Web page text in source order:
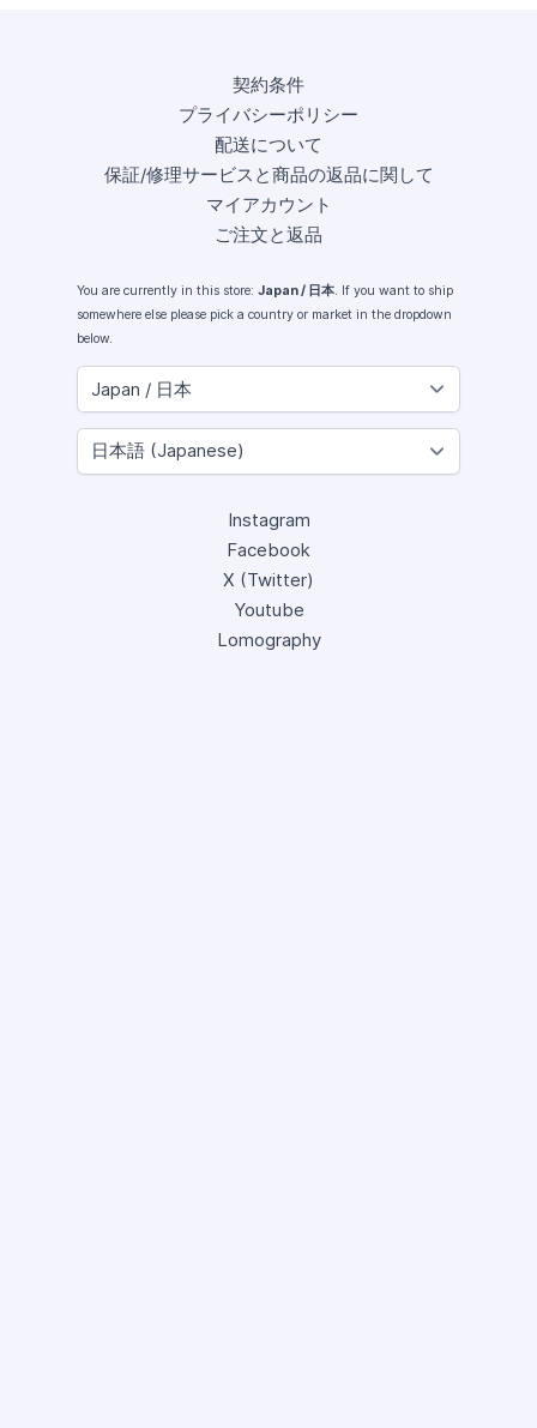
契約条件
プライバシーポリシー
配送について
保証/修理サービスと商品の返品に関して
マイアカウント
ご注文と返品
You are currently in this store: Japan / 日本. If you want to ship
somewhere else please pick a country or market in the dropdown
below.
Instagram
Facebook
X (Twitter)
Youtube
Lomography